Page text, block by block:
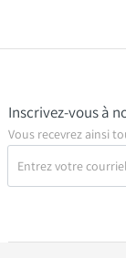
Inscrivez-vous à
Vous recevrez ainsi